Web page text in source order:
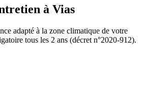
à Vias
adapté à la zone climatique de votre
tous les 2 ans (décret n°2020-912).